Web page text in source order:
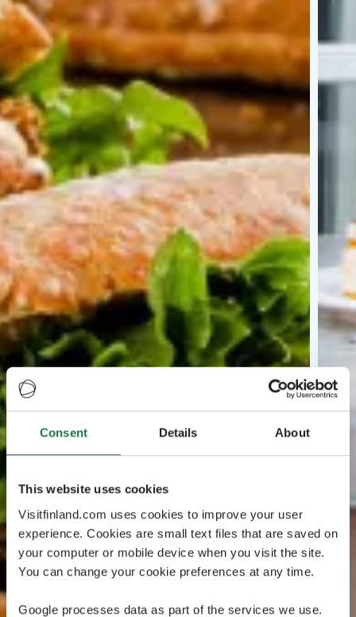
Consent Details About
This website uses cookies
Visitfinland.com uses cookies to improve your user
experience. Cookies are small text files that are saved on
your computer or mobile device when you visit the site.
You can change your cookie preferences at any time.
Google processes data as part of the services we use.